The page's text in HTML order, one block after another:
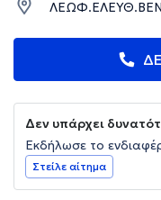
Δεν υπάρχει
Εκδήλωσε το
Στείλε αίτημα